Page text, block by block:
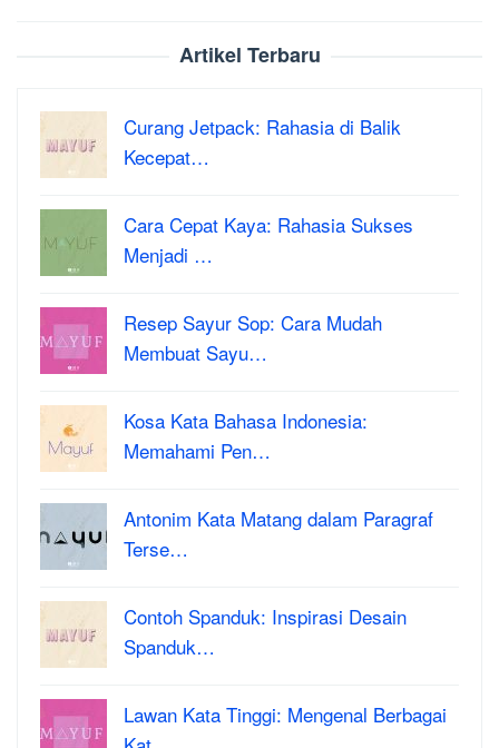
Artikel Terbaru
Curang Jetpack: Rahasia di Balik
Kecepat…
Cara Cepat Kaya: Rahasia Sukses
Menjadi …
Resep Sayur Sop: Cara Mudah
Membuat Sayu…
Kosa Kata Bahasa Indonesia:
Memahami Pen…
Antonim Kata Matang dalam Paragraf
Terse…
Contoh Spanduk: Inspirasi Desain
Spanduk…
Lawan Kata Tinggi: Mengenal Berbagai